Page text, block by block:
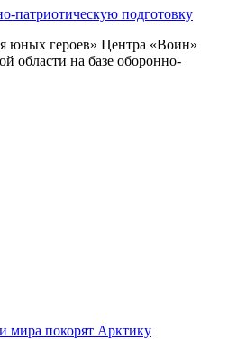
патриотическую подготовку
юных героев» Центра «Воин»
области на базе оборонно-
мира покорят Арктику